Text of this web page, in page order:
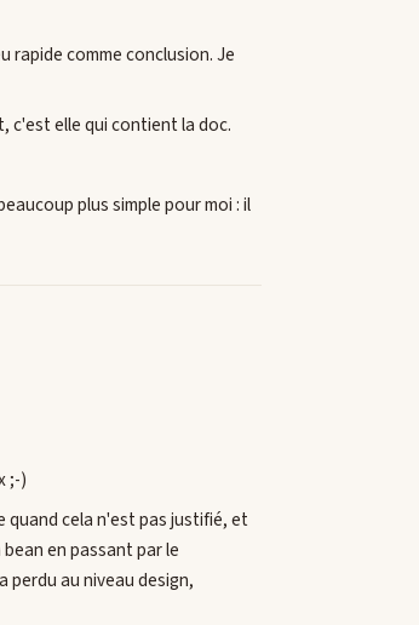
rapide comme conclusion. Je
c'est elle qui contient la doc.
plus simple pour moi : il
;-)
quand cela n'est pas justifié, et
en passant par le
au niveau design,